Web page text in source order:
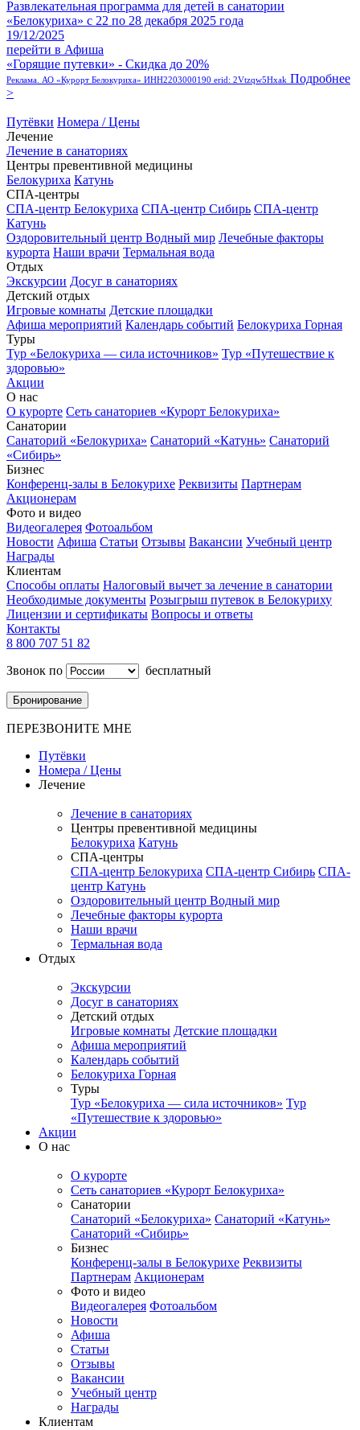
Развлекательная программа для детей в санатории
«Белокуриха» с 22 по 28 декабря 2025 года
19/12/2025
перейти в Афиша
«Горящие путевки» - Скидка до 20%
Реклама. АО «Курорт Белокуриха» ИНН2203000190 erid: 2Vtzqw5Hxak Подробнее
>
Путёвки Номера / Цены
Лечение
Лечение в санаториях
Центры превентивной медицины
Белокуриха Катунь
СПА-центры
СПА-центр Белокуриха СПА-центр Сибирь СПА-центр
Катунь
Оздоровительный центр Водный мир Лечебные факторы
курорта Наши врачи Термальная вода
Отдых
Экскурсии Досуг в санаториях
Детский отдых
Игровые комнаты Детские площадки
Афиша мероприятий Календарь событий Белокуриха Горная
Туры
Тур «Белокуриха — сила источников» Тур «Путешествие к
здоровью»
Акции
О нас
О курорте Сеть санаториев «Курорт Белокуриха»
Санатории
Санаторий «Белокуриха» Санаторий «Катунь» Санаторий
«Сибирь»
Бизнес
Конференц-залы в Белокурихе Реквизиты Партнерам
Акционерам
Фото и видео
Видеогалерея Фотоальбом
Новости Афиша Статьи Отзывы Вакансии Учебный центр
Награды
Клиентам
Способы оплаты Налоговый вычет за лечение в санатории
Необходимые документы Розыгрыш путевок в Белокуриху
Лицензии и сертификаты Вопросы и ответы
Контакты
8 800 707 51 82
Звонок по
бесплатный
Бронирование
ПЕРЕЗВОНИТЕ МНЕ
Путёвки
Номера / Цены
Лечение
Лечение в санаториях
Центры превентивной медицины
Белокуриха Катунь
СПА-центры
СПА-центр Белокуриха СПА-центр Сибирь СПА-
центр Катунь
Оздоровительный центр Водный мир
Лечебные факторы курорта
Наши врачи
Термальная вода
Отдых
Экскурсии
Досуг в санаториях
Детский отдых
Игровые комнаты Детские площадки
Афиша мероприятий
Календарь событий
Белокуриха Горная
Туры
Тур «Белокуриха — сила источников» Тур
«Путешествие к здоровью»
Акции
О нас
О курорте
Сеть санаториев «Курорт Белокуриха»
Санатории
Санаторий «Белокуриха» Санаторий «Катунь»
Санаторий «Сибирь»
Бизнес
Конференц-залы в Белокурихе Реквизиты
Партнерам Акционерам
Фото и видео
Видеогалерея Фотоальбом
Новости
Афиша
Статьи
Отзывы
Вакансии
Учебный центр
Награды
Клиентам